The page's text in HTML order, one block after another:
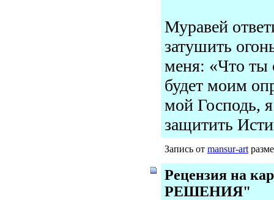
Муравей
затушить
меня: «Что ты
будет моим
мой Господь,
защитить
Запись от mansur-art
Рецензия на
РЕШЕНИЯ"